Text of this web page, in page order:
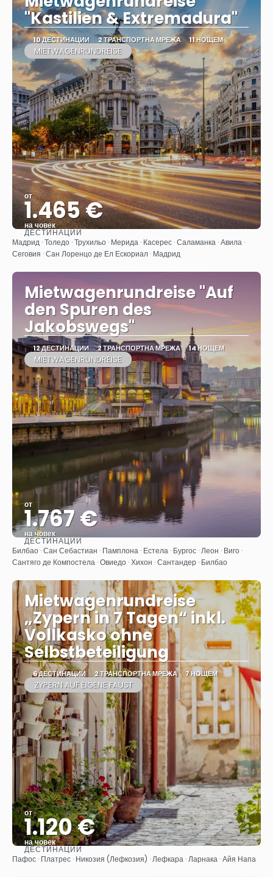
"Kastilien & Extremadura"
10 ДЕСТИНАЦИИ 2 ТРАНСПОРТНА МРЕЖА 11 НОЩЕМ
MIETWAGENRUNDREISE
от
1.465 €
на човек
Вижте
ДЕСТИНАЦИИ
Мадрид · Толедо · Трухильо · Мерида · Касерес · Саламанка · Авила ·
Сеговия · Сан Лоренцо де Ел Ескориал · Мадрид
Mietwagenrundreise "Auf
den Spuren des
Jakobswegs"
12 ДЕСТИНАЦИИ 2 ТРАНСПОРТНА МРЕЖА 14 НОЩЕМ
MIETWAGENRUNDREISE
от
1.767 €
на човек
Вижте
ДЕСТИНАЦИИ
Билбао · Сан Себастиан · Памплона · Естела · Бургос · Леон · Виго ·
Сантяго де Компостела · Овиедо · Хихон · Сантандер · Билбао
Mietwagenrundreise
„Zypern in 7 Tagen“ inkl.
Vollkasko ohne
Selbstbeteiligung
6 ДЕСТИНАЦИИ 2 ТРАНСПОРТНА МРЕЖА 7 НОЩЕМ
ZYPERN AUF EIGENE FAUST
от
1.120 €
на човек
Вижте
ДЕСТИНАЦИИ
Пафос · Платрес · Никозия (Лефкозия) · Лефкара · Ларнака · Айя Напа